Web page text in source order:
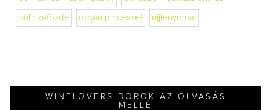
pálinkafőzde orbán pincészet ujjlenyomat
WINELOVERS BOROK AZ OLVASÁS
MELLÉ